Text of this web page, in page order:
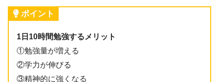
ポイント
1日10時間勉強するメリット
①勉強量が増える
②学力が伸びる
③精神的に強くなる